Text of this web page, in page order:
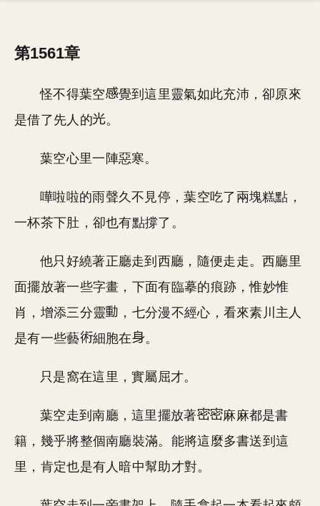
第1561章
怪不得葉空
覺到這里靈氣如此充沛，卻原來
是借了先人的
。
葉空心里一陣惡寒。
嘩啦啦的雨聲久不見停，葉空吃了兩塊糕點，
一杯茶下肚，卻也有點撐了。
他只好繞著正廳走到西廳，隨便走走。西廳里
面擺放著一些字畫，下面有臨摹的痕跡，惟妙惟
肖，增添三分靈
，七分漫不經心，看來素川主人
是有一些藝
細胞在 。
只是窩在這里，實屬屈才。
葉空走到南廳，這里擺放著
麻麻都是書
籍，幾乎將整個南廳裝滿。能將這麼多書送到這
里，肯定也是有人暗中幫助才對。